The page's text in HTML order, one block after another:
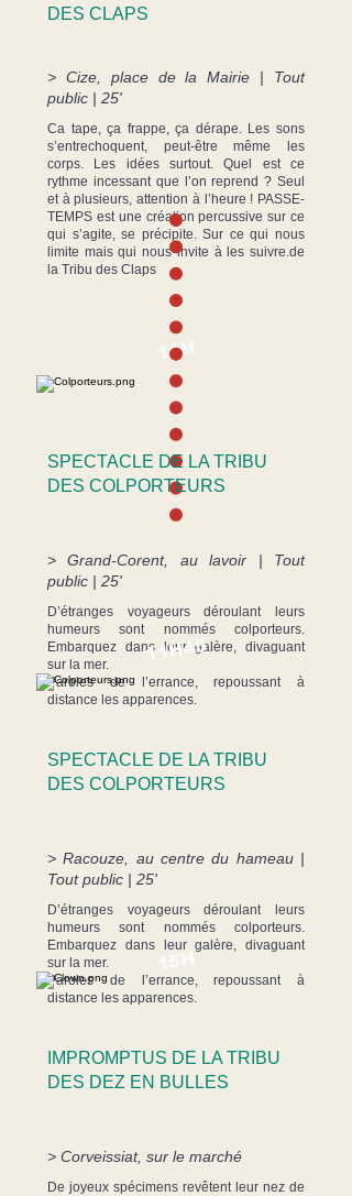
DES CLAPS
> Cize, place de la Mairie | Tout
public | 25'
Ca tape, ça frappe, ça dérape. Les sons
s’entrechoquent, peut-être même les
corps. Les idées surtout. Quel est ce
rythme incessant que l’on reprend ? Seul
et à plusieurs, attention à l’heure ! PASSE-
TEMPS est une création percussive sur ce
qui s’agite, se précipite. Sur ce qui nous
limite mais qui nous invite à les suivre.de
la Tribu des Claps
11H
SPECTACLE DE LA TRIBU
DES COLPORTEURS
> Grand-Corent, au lavoir | Tout
public | 25'
D’étranges voyageurs déroulant leurs
humeurs sont nommés colporteurs.
Embarquez dans leur galère, divaguant
sur la mer.
Paroles de l’errance, repoussant à
distance les apparences.
11H45
SPECTACLE DE LA TRIBU
DES COLPORTEURS
> Racouze, au centre du hameau |
Tout public | 25'
D’étranges voyageurs déroulant leurs
humeurs sont nommés colporteurs.
Embarquez dans leur galère, divaguant
sur la mer.
Paroles de l’errance, repoussant à
distance les apparences.
IMPROMPTUS DE LA TRIBU
DES DEZ EN BULLES
> Corveissiat, sur le marché
De joyeux spécimens revêtent leur nez de